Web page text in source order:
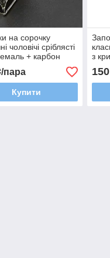
на сорочку
чоловічі сріблясті
+ карбон
Steel прямокутні
Купити
з
мм
150